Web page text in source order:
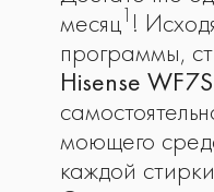
месяц1 !
программы,
Hisense
моющего
каждой